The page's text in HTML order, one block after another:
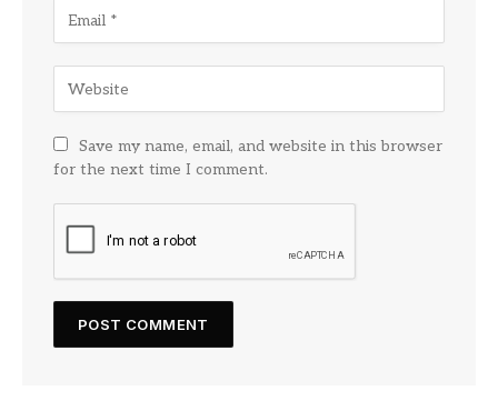
Save my name, email, and website in this browser
for the next time I comment.